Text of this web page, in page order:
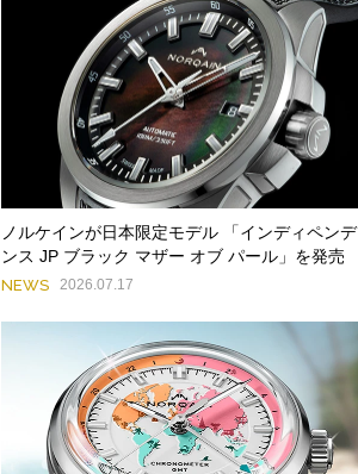
ノルケインが日本限定モデル 「インディペンデ
ンス JP ブラック マザー オブ パール」を発売
NEWS 2026.07.17